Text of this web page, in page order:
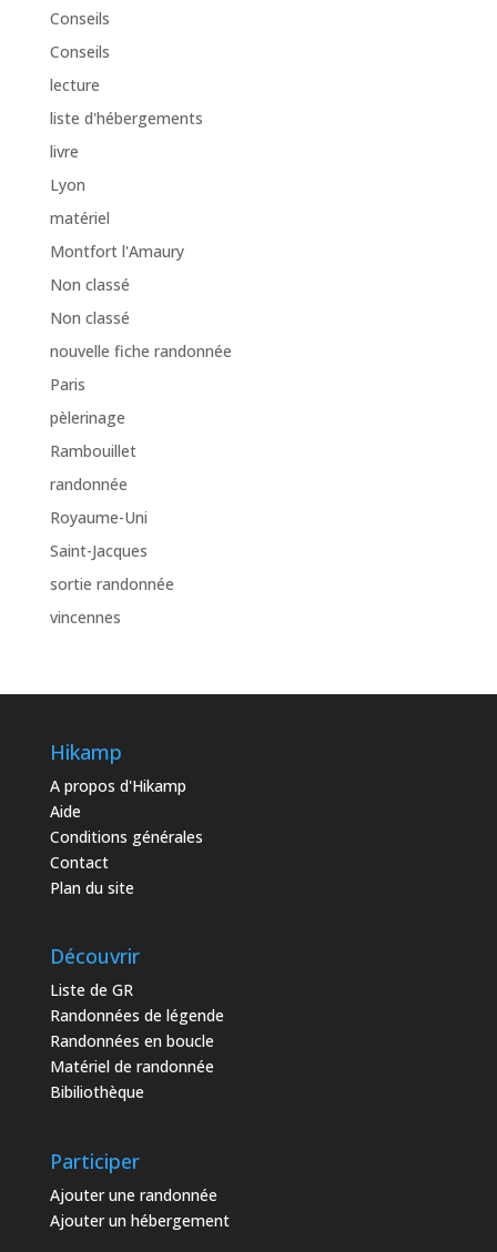
Conseils
Conseils
lecture
liste d'hébergements
livre
Lyon
matériel
Montfort l'Amaury
Non classé
Non classé
nouvelle fiche randonnée
Paris
pèlerinage
Rambouillet
randonnée
Royaume-Uni
Saint-Jacques
sortie randonnée
vincennes
Hikamp
A propos d'Hikamp
Aide
Conditions générales
Contact
Plan du site
Découvrir
Liste de GR
Randonnées de légende
Randonnées en boucle
Matériel de randonnée
Bibiliothèque
Participer
Ajouter une randonnée
Ajouter un hébergement